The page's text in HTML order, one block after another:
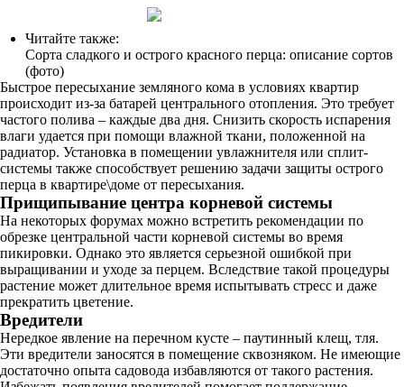
Читайте также:
Сорта сладкого и острого красного перца: описание сортов
(фото)
Быстрое пересыхание земляного кома в условиях квартир
происходит из-за батарей центрального отопления. Это требует
частого полива – каждые два дня. Снизить скорость испарения
влаги удается при помощи влажной ткани, положенной на
радиатор. Установка в помещении увлажнителя или сплит-
системы также способствует решению задачи защиты острого
перца в квартире\доме от пересыхания.
Прищипывание центра корневой системы
На некоторых форумах можно встретить рекомендации по
обрезке центральной части корневой системы во время
пикировки. Однако это является серьезной ошибкой при
выращивании и уходе за перцем. Вследствие такой процедуры
растение может длительное время испытывать стресс и даже
прекратить цветение.
Вредители
Нередкое явление на перечном кусте – паутинный клещ, тля.
Эти вредители заносятся в помещение сквозняком. Не имеющие
достаточно опыта садовода избавляются от такого растения.